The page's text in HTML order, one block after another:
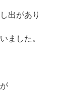
出があり
ました。